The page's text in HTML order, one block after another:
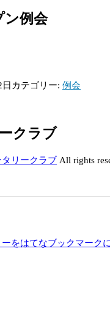
ン例会
カテゴリー: 例会
クラブ
リークラブ All rights